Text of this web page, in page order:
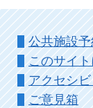
公共施設
このサイ
アクセシ
ご意見箱